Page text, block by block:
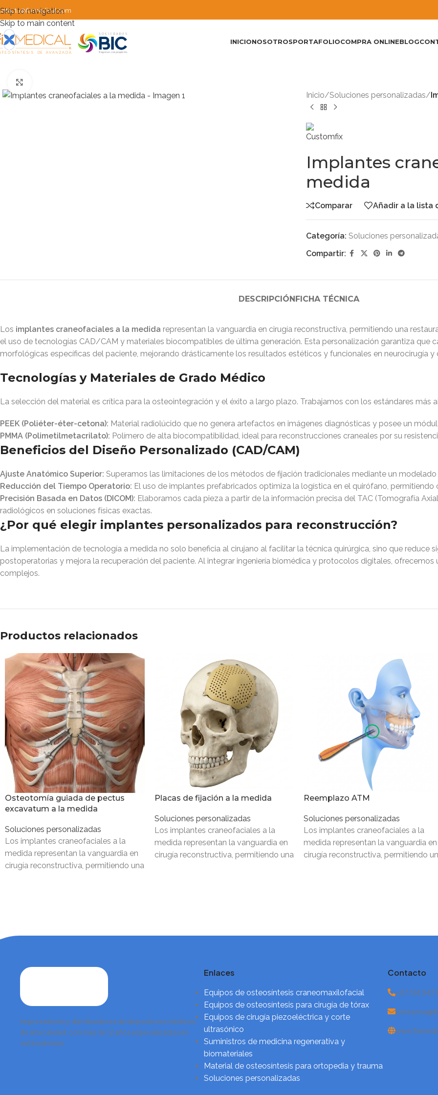
Skip to navigation
Skip to main content
INICIONOSOTROSPORTAFOLIOCOMPRA ONLINEBLOG
Inicio/Soluciones personalizadas/
Implantes
medida
Comparar Añadir a la lista
Categoría: Soluciones
Compartir:
DESCRIPCIÓNFICHA TÉCNICA
Los implantes craneofaciales a la medida representan la vanguardia en cirugía reconstructiva, permitiendo una
el uso de tecnologías CAD/CAM y materiales biocompatibles de última generación. Esta personalización garantiza que
morfológicas específicas del paciente, mejorando drásticamente los resultados estéticos y funcionales en neurocirugía y
Tecnologías y Materiales de Grado Médico
La selección del material es crítica para la osteointegración y el éxito a largo plazo. Trabajamos con los estándares más
PEEK (Poliéter-éter-cetona): Material radiolúcido que no genera artefactos en imágenes diagnósticas y posee un
PMMA (Polimetilmetacrilato): Polímero de alta biocompatibilidad, ideal para reconstrucciones craneales por su
Beneficios del Diseño Personalizado (CAD/CAM)
Ajuste Anatómico Superior: Superamos las limitaciones de los métodos de fijación tradicionales mediante un
Reducción del Tiempo Operatorio: El uso de implantes prefabricados optimiza la logística en el quirófano, permitiendo
Precisión Basada en Datos (DICOM): Elaboramos cada pieza a partir de la información precisa del TAC (Tomografía
radiológicos en soluciones físicas exactas.
¿Por qué elegir implantes personalizados para reconstrucción?
La implementación de tecnología a medida no solo beneficia al cirujano al facilitar la técnica quirúrgica, sino que reduce
postoperatorias y mejora la recuperación del paciente. Al integrar ingeniería biomédica y protocolos digitales,
complejos.
Productos relacionados
Osteotomía guiada de pectus
excavatum a la medida
Soluciones personalizadas
Los implantes craneofaciales a la
medida representan la vanguardia en
cirugía reconstructiva, permitiendo una
Placas de fijación a la medida
Soluciones personalizadas
Los implantes craneofaciales a la
medida representan la vanguardia en
cirugía reconstructiva, permitiendo una
Reemplazo ATM
Soluciones personalizadas
Los implantes craneofaciales a la
medida representan la vanguardia en
cirugía reconstructiva, permitiendo
Importadores y distribuidores de dispositivos médicos
de alta calidad, con más de 12 años especializados en
osteosíntesis.
Enlaces
Equipos de osteosíntesis craneomaxilofacial
Equipos de osteosíntesis para cirugía de tórax
Equipos de cirugía piezoeléctrica y corte
ultrasónico
Suministros de medicina regenerativa y
biomateriales
Material de osteosíntesis para ortopedia y trauma
Soluciones personalizadas
Contacto
+57 318 347